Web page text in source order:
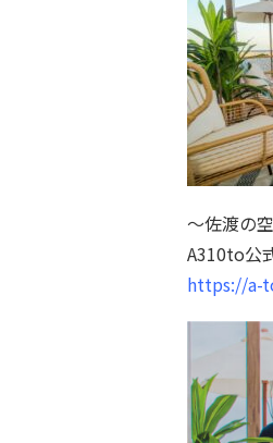
〜佐渡の
A310to公
https://a-